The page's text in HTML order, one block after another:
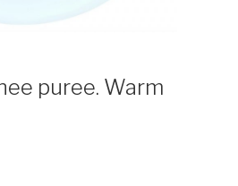
puree. Warm